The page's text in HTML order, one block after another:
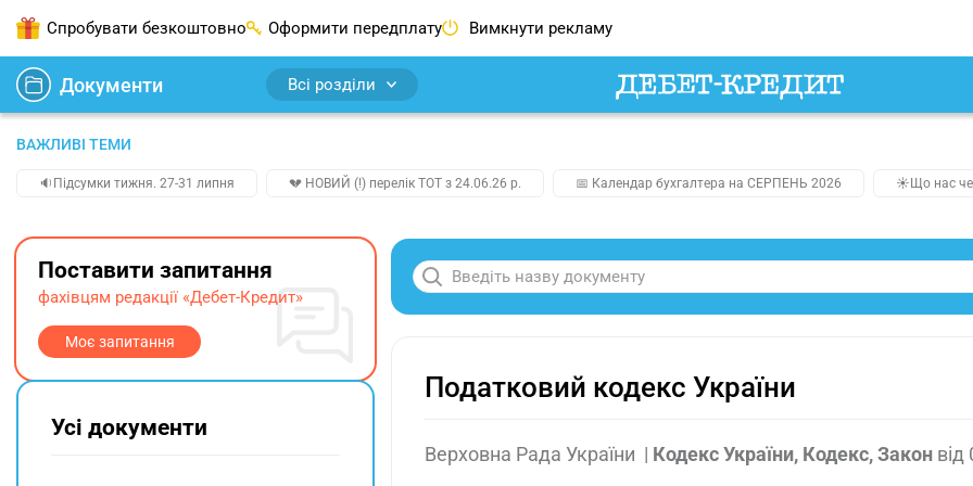
Спробувати безкоштовно Оформити передплату Вимкнути рекламу
Документи Всі розділи
ВАЖЛИВІ ТЕМИ
🔉Підсумки тижня. 27-31 липня 💔 НОВИЙ (!) перелік ТОТ з 24.06.26 р. 📅 Календар бухгалтера на СЕРПЕНЬ 2026 ☀️Що нас
Податковий кодекс України
Верховна Рада України | Кодекс України, Кодекс, Закон від
Поставити запитання
фахівцям редакції «Дебет-Кредит»
Моє запитання
Усі документи